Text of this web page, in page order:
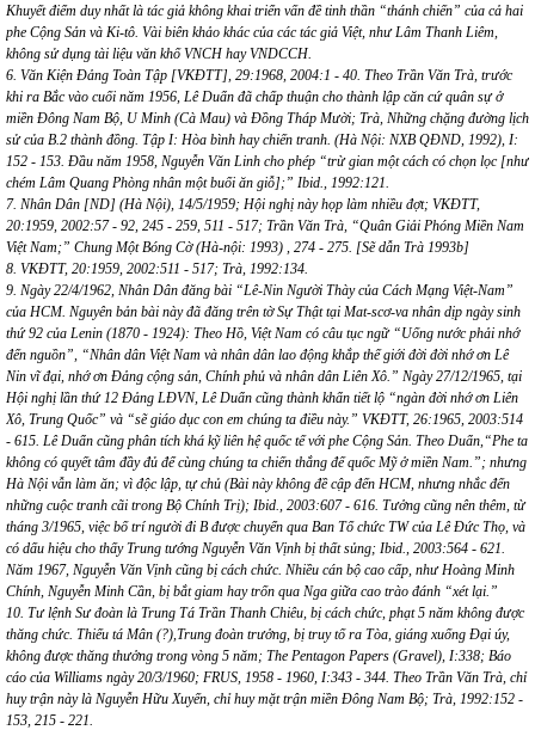
Khuyết điểm duy nhất là tác giả không khai triển vấn đề tinh thần “thánh chiến” của cả hai
phe Cộng Sản và Ki-tô. Vài biên khảo khác của các tác giả Việt, như Lâm Thanh Liêm,
không sử dụng tài liệu văn khố VNCH hay VNDCCH.
6. Văn Kiện Đảng Toàn Tập [VKĐTT], 29:1968, 2004:1 - 40. Theo Trần Văn Trà, trước
khi ra Bắc vào cuối năm 1956, Lê Duẩn đã chấp thuận cho thành lập căn cứ quân sự ở
miền Đông Nam Bộ, U Minh (Cà Mau) và Đồng Tháp Mười; Trà, Những chặng đường lịch
sử của B.2 thành đồng. Tập I: Hòa bình hay chiến tranh. (Hà Nội: NXB QĐND, 1992), I:
152 - 153. Đầu năm 1958, Nguyễn Văn Linh cho phép “trừ gian một cách có chọn lọc [như
chém Lâm Quang Phòng nhân một buổi ăn giỗ];” Ibid., 1992:121.
7. Nhân Dân [ND] (Hà Nội), 14/5/1959; Hội nghị này họp làm nhiều đợt; VKĐTT,
20:1959, 2002:57 - 92, 245 - 259, 511 - 517; Trần Văn Trà, “Quân Giải Phóng Miền Nam
Việt Nam;” Chung Một Bóng Cờ (Hà-nội: 1993) , 274 - 275. [Sẽ dẫn Trà 1993b]
8. VKĐTT, 20:1959, 2002:511 - 517; Trà, 1992:134.
9. Ngày 22/4/1962, Nhân Dân đăng bài “Lê-Nin Người Thày của Cách Mạng Việt-Nam”
của HCM. Nguyên bản bài này đã đăng trên tờ Sự Thật tại Mat-scơ-va nhân dịp ngày sinh
thứ 92 của Lenin (1870 - 1924): Theo Hồ, Việt Nam có câu tục ngữ “Uống nước phải nhớ
đến nguồn”, “Nhân dân Việt Nam và nhân dân lao động khắp thế giới đời đời nhớ ơn Lê
Nin vĩ đại, nhớ ơn Đảng cộng sản, Chính phủ và nhân dân Liên Xô.” Ngày 27/12/1965, tại
Hội nghị lần thứ 12 Đảng LĐVN, Lê Duẩn cũng thành khẩn tiết lộ “ngàn đời nhớ ơn Liên
Xô, Trung Quốc” và “sẽ giáo dục con em chúng ta điều này.” VKĐTT, 26:1965, 2003:514
- 615. Lê Duẩn cũng phân tích khá kỹ liên hệ quốc tế với phe Cộng Sản. Theo Duẩn,“Phe ta
không có quyết tâm đầy đủ để cùng chúng ta chiến thắng đế quốc Mỹ ở miền Nam.”; nhưng
Hà Nội vẫn làm ăn; vì độc lập, tự chủ (Bài này không đề cập đến HCM, nhưng nhắc đến
những cuộc tranh cãi trong Bộ Chính Trị); Ibid., 2003:607 - 616. Tưởng cũng nên thêm, từ
tháng 3/1965, việc bố trí người đi B được chuyển qua Ban Tổ chức TW của Lê Đức Thọ, và
có dấu hiệu cho thấy Trung tướng Nguyễn Văn Vịnh bị thất sủng; Ibid., 2003:564 - 621.
Năm 1967, Nguyễn Văn Vịnh cũng bị cách chức. Nhiều cán bộ cao cấp, như Hoàng Minh
Chính, Nguyễn Minh Cần, bị bắt giam hay trốn qua Nga giữa cao trào đánh “xét lại.”
10. Tư lệnh Sư đoàn là Trung Tá Trần Thanh Chiêu, bị cách chức, phạt 5 năm không được
thăng chức. Thiếu tá Mân (?),Trung đoàn trưởng, bị truy tố ra Tòa, giáng xuống Đại úy,
không được thăng thưởng trong vòng 5 năm; The Pentagon Papers (Gravel), I:338; Báo
cáo của Williams ngày 20/3/1960; FRUS, 1958 - 1960, I:343 - 344. Theo Trần Văn Trà, chỉ
huy trận này là Nguyễn Hữu Xuyến, chỉ huy mặt trận miền Đông Nam Bộ; Trà, 1992:152 -
153, 215 - 221.